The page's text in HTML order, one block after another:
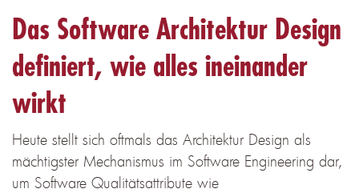
Das Software Architektur Design
definiert, wie alles ineinander
wirkt
Heute stellt sich oftmals das Architektur Design als
mächtigster Mechanismus im Software Engineering dar,
um Software Qualitätsattribute wie